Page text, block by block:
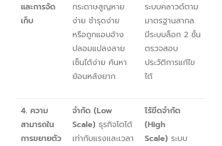
และการจัด
เก็บ
กระดาษสูญหาย
ง่าย ชำรุดง่าย
หรือถูกแอบอ้าง
ปลอมแปลงลาย
เซ็นได้ง่าย ค้นหา
ย้อนหลังยาก
ระบบคลาวด์ตาม
มาตรฐานสากล
มีระบบล็อก 2 ชั้น
ตรวจสอบ
ประวัติการแก้ไข
ได้
4. ความ
สามารถใน
การขยายตัว
จำกัด (Low
Scale) ธุรกิจโตได้
เท่ากับแรงและเวลา
ไร้ขีดจำกัด
(High
Scale) ระบบ